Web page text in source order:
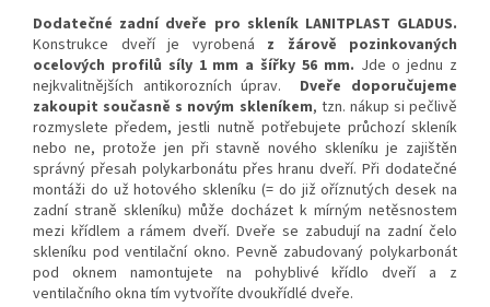
Dodatečné zadní dveře pro skleník LANITPLAST GLADUS.
Konstrukce dveří je vyrobená z žárově pozinkovaných
ocelových profilů síly 1 mm a šířky 56 mm. Jde o jednu z
nejkvalitnějších antikorozních úprav. Dveře doporučujeme
zakoupit současně s novým skleníkem, tzn. nákup si pečlivě
rozmyslete předem, jestli nutně potřebujete průchozí skleník
nebo ne, protože jen při stavně nového skleníku je zajištěn
správný přesah polykarbonátu přes hranu dveří. Při dodatečné
montáži do už hotového skleníku (= do již oříznutých desek na
zadní straně skleníku) může docházet k mírným netěsnostem
mezi křídlem a rámem dveří. Dveře se zabudují na zadní čelo
skleníku pod ventilační okno. Pevně zabudovaný polykarbonát
pod oknem namontujete na pohyblivé křídlo dveří a z
ventilačního okna tím vytvoříte dvoukřídlé dveře.